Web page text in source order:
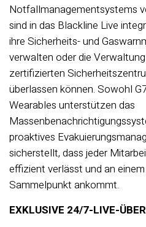
Notfallmanagementsystems
sind in das Blackline Live
ihre Sicherheits- und
verwalten oder die Verwaltung
zertifizierten
überlassen können. Sowohl
Wearables unterstützen das
proaktives
sicherstellt, dass jeder
effizient verlässt und an
Sammelpunkt ankommt.
EXKLUSIVE 24/7-LIVE-